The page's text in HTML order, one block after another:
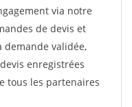
via notre
de devis et
demande validée,
enregistrées
tous les partenaires